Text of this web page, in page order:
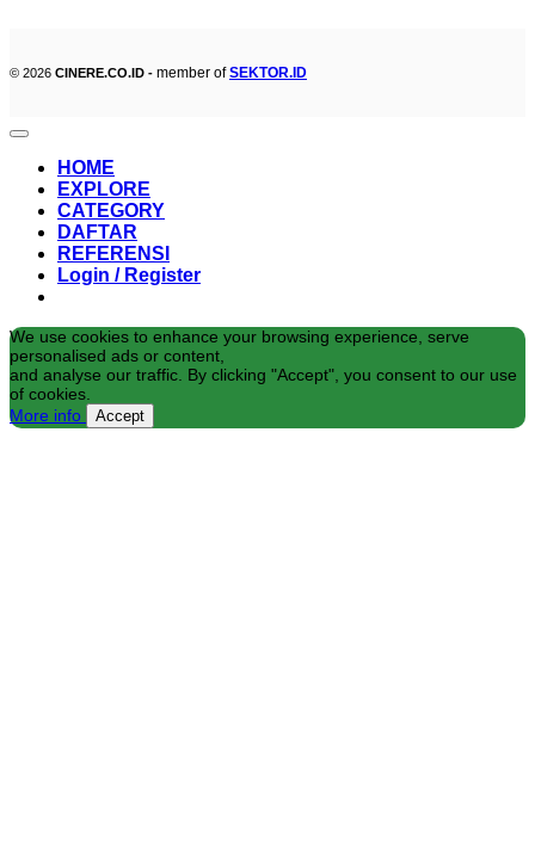
© 2026 CINERE.CO.ID - member ofSEKTOR.ID
HOME
EXPLORE
CATEGORY
DAFTAR
REFERENSI
Login / Register
We use cookies to enhance your browsing experience, serve
personalised ads or content,
and analyse our traffic. By clicking "Accept", you consent to our use
of cookies.
More info
Accept